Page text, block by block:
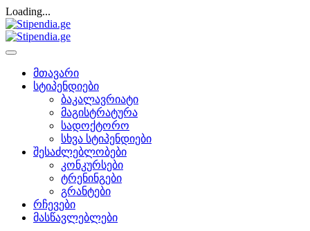
Loading...
მთავარი
სტიპენდიები
ბაკალავრიატი
მაგისტრატურა
სადოქტორო
სხვა სტიპენდიები
შესაძლებლობები
კონკურსები
ტრენინგები
გრანტები
რჩევები
მასწავლებლები